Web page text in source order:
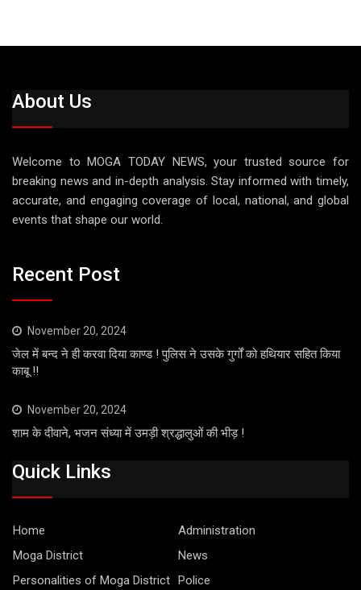
About Us
Welcome to MOGA TODAY NEWS, your trusted source for
breaking news and in-depth analysis. Stay informed with timely,
accurate, and engaging coverage of local, national, and global
events that shape our world.
Recent Post
November 20, 2024
जेल में बन्द ने ही करवा दिया काण्ड ! पुलिस ने उसके गुर्गों को हथियार सहित किया
काबू !!
November 20, 2024
शाम के दीवाने, भजन संध्या में उमड़ी श्रद्धालुओं की भीड़ !
Quick Links
Home
Administration
Moga District
News
Personalities of Moga District Police